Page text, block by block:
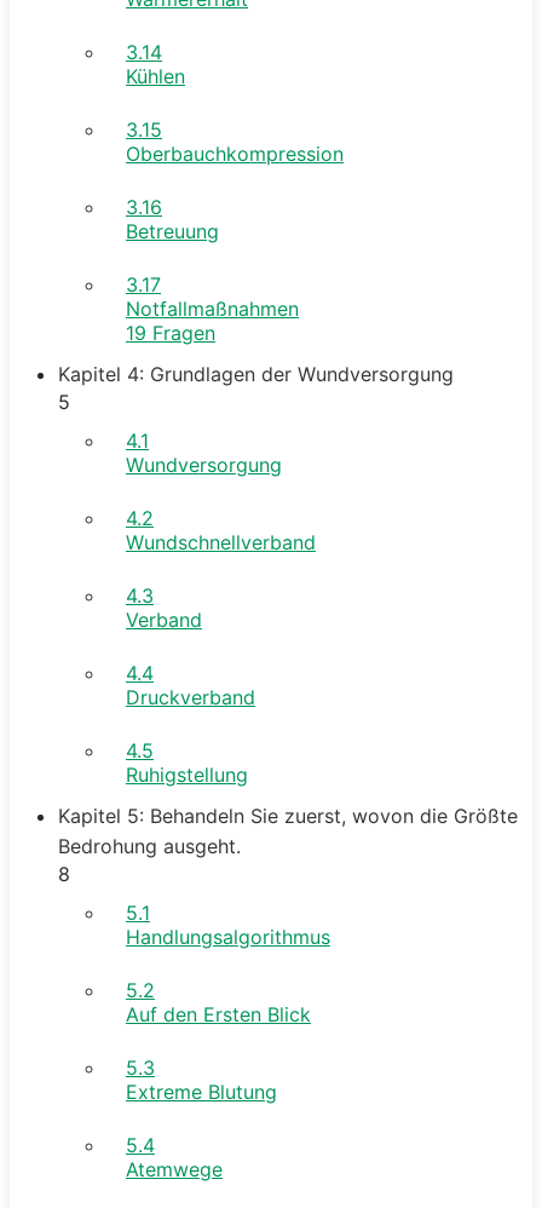
3.14
Kühlen
3.15
Oberbauchkompression
3.16
Betreuung
3.17
Notfallmaßnahmen
19 Fragen
Kapitel 4: Grundlagen der Wundversorgung
5
4.1
Wundversorgung
4.2
Wundschnellverband
4.3
Verband
4.4
Druckverband
4.5
Ruhigstellung
Kapitel 5: Behandeln Sie zuerst, wovon die Größte
Bedrohung ausgeht.
8
5.1
Handlungsalgorithmus
5.2
Auf den Ersten Blick
5.3
Extreme Blutung
5.4
Atemwege